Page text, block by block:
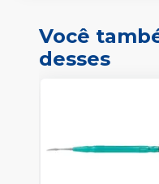
Você
desses